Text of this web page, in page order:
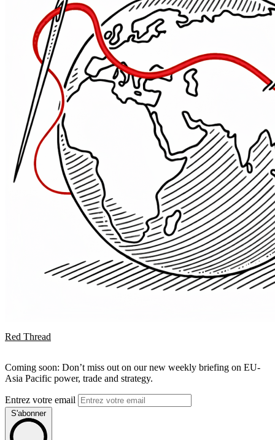
Red Thread
Coming soon: Don’t miss out on our new weekly briefing on EU-
Asia Pacific power, trade and strategy.
Entrez votre email
S'abonner